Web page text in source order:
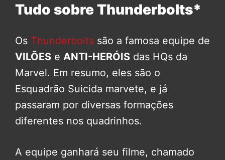
Tudo sobre Thunderbolts*
Os Thunderbolts são a famosa equipe de
VILÕES e ANTI-HERÓIS das HQs da
Marvel. Em resumo, eles são o
Esquadrão Suicida marvete, e já
passaram por diversas formações
diferentes nos quadrinhos.
A equipe ganhará seu filme, chamado